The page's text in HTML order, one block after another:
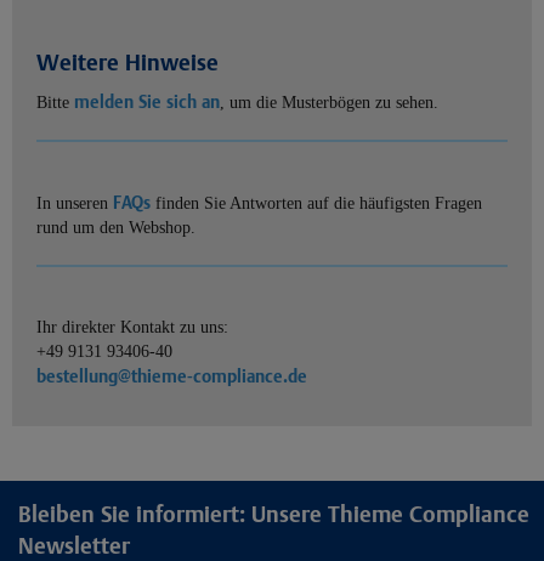
Weitere Hinweise
Bitte melden Sie sich an, um die Musterbögen zu sehen.
In unseren FAQs finden Sie Antworten auf die häufigsten Fragen
rund um den Webshop.
Ihr direkter Kontakt zu uns:
+49 9131 93406-40
bestellung@thieme-compliance.de
Bleiben Sie informiert: Unsere Thieme Compliance
Newsletter